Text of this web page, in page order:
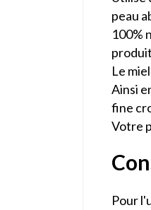
peau
100%
Le
Ainsi
fine
Votre
Pour